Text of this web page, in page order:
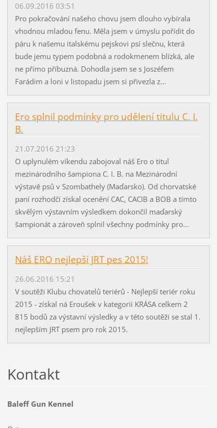
06.09.2016 03:51
Pro pokračování našeho chovu jsem dlouho vybírala
vhodnou mladou fenu. Měla jsem v úmyslu pořídit do
páru k našemu italskému pejskovi psí slečnu, která
bude jemu typem podobná a rodokmenem blízká, ale
ne přímo příbuzná. Dohodla jsem se s Joszéfem
Farádim a loni v listopadu jsem si přivezla z...
Ero splnil podmínky pro udělení titulu C. I.
B.
21.07.2016 21:23
O uplynulém víkendu zabojoval náš Ero o titul
mezinárodního šampiona C. I. B. na Mezinárodní
výstavě psů v Szombathely (Maďarsko). Od chorvatské
paní rozhodčí získal ocenění CAC, CACIB a BOB a tímto
skvělým výstavním výsledkem dokončil maďarský
šampionát a zároveň splnil všechny podmínky pro...
Náš ERO nejlepší JRT pes 2015!
26.06.2016 15:21
V soutěži Klubu chovatelů teriérů - Nejlepší teriér roku
2015 - získal ná Eroušek v kategorii KRÁSA celkem 2
815 bodů za výstavní výsledky a v této soutěži se stal 1.
nejlepším JRT psem pro rok 2015.
Kontakt
Baleff Gun Kennel